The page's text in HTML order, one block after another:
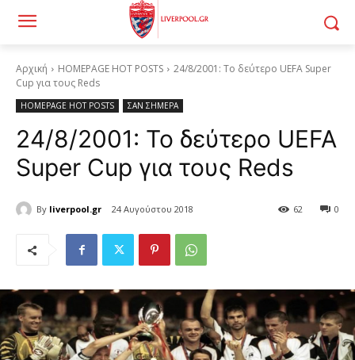
Αρχική HOMEPAGE HOT POSTS
24/8/2001: Το δεύτερο UEFA Super
Cup για τους Reds
HOMEPAGE HOT POSTS ΣΑΝ ΣΗΜΕΡΑ
24/8/2001: Το δεύτερο UEFA
Super Cup για τους Reds
By liverpool.gr 24 Αυγούστου 2018 0
62